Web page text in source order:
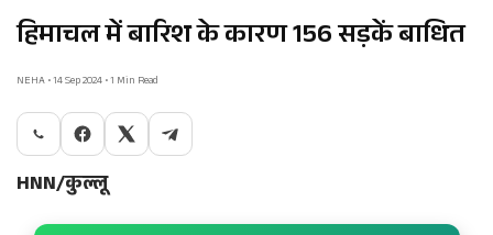
हिमाचल में बारिश के कारण 156 सड़कें बाधित
NEHA • 14 Sep 2024 • 1 Min Read
HNN/कुल्लू